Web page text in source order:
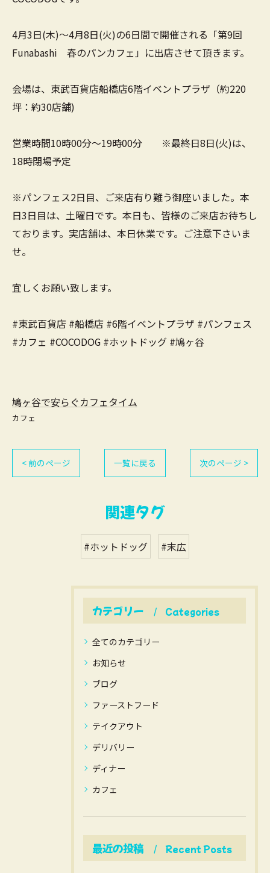
4月3日(木)～4月8日(火)の6日間で開催される「第9回
Funabashi 春のパンカフェ」に出店させて頂きます。
会場は、東武百貨店船橋店6階イベントプラザ（約220
坪：約30店舗)
営業時間10時00分～19時00分 ※最終日8日(火)は、
18時閉場予定
※パンフェス2日目、ご来店有り難う御座いました。本
日3日目は、土曜日です。本日も、皆様のご来店お待ちし
ております。実店舗は、本日休業です。ご注意下さいま
せ。
宜しくお願い致します。
#東武百貨店 #船橋店 #6階イベントプラザ #パンフェス
#カフェ #COCODOG #ホットドッグ #鳩ヶ谷
鳩ヶ谷で安らぐカフェタイム
カフェ
< 前のページ 一覧に戻る 次のページ >
関連タグ
#ホットドッグ #末広
カテゴリー Categories
全てのカテゴリー
お知らせ
ブログ
ファーストフード
テイクアウト
デリバリー
ディナー
カフェ
最近の投稿 Recent Posts